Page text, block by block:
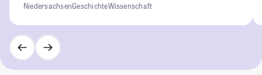
NiedersachsenGeschichteWissenschaft